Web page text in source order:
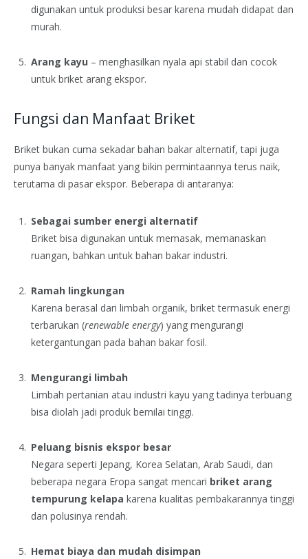
digunakan untuk produksi besar karena mudah didapat dan
murah.
Arang kayu – menghasilkan nyala api stabil dan cocok
untuk briket arang ekspor.
Fungsi dan Manfaat Briket
Briket bukan cuma sekadar bahan bakar alternatif, tapi juga
punya banyak manfaat yang bikin permintaannya terus naik,
terutama di pasar ekspor. Beberapa di antaranya:
Sebagai sumber energi alternatif
Briket bisa digunakan untuk memasak, memanaskan
ruangan, bahkan untuk bahan bakar industri.
Ramah lingkungan
Karena berasal dari limbah organik, briket termasuk energi
terbarukan (renewable energy) yang mengurangi
ketergantungan pada bahan bakar fosil.
Mengurangi limbah
Limbah pertanian atau industri kayu yang tadinya terbuang
bisa diolah jadi produk bernilai tinggi.
Peluang bisnis ekspor besar
Negara seperti Jepang, Korea Selatan, Arab Saudi, dan
beberapa negara Eropa sangat mencari briket arang
tempurung kelapa karena kualitas pembakarannya tinggi
dan polusinya rendah.
Hemat biaya dan mudah disimpan